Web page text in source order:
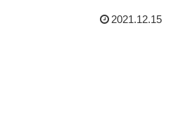
2021.12.15